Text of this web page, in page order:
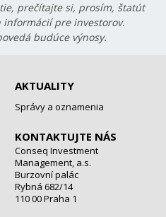
prečítajte si, prosím, štatút
informácií pre investorov.
budúce výnosy.
AKTUALITY
Správy a oznamenia
KONTAKTUJTE NÁS
Conseq Investment
Management, a.s.
Burzovní palác
Rybná 682/14
110 00 Praha 1